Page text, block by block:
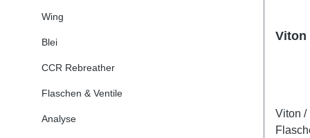
Wing
Blei
CCR Rebreather
Flaschen & Ventile
Analyse
Viton
Viton /